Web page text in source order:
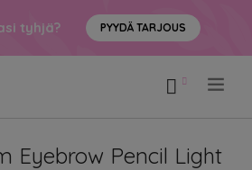
tyhjä? PYYDÄ TARJOUS
Eyebrow Pencil Light